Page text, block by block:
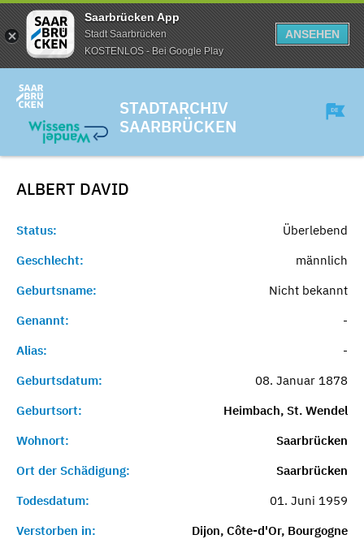
Saarbrücken App
Stadt Saarbrücken
KOSTENLOS - Bei Google Play
ANSEHEN
STADTARCHIV
SAARBRÜCKEN
ALBERT DAVID
Status:
Überlebend
Geschlecht:
männlich
Geburtsname:
Nicht bekannt
Genannt:
-
Alias:
-
Geburtsdatum:
08. Januar 1878
Geburtsort:
Heimbach, St. Wendel
Wohnort:
Saarbrücken
Ort der Schädigung:
Saarbrücken
Todesdatum:
01. Juni 1959
Verstorben in:
Dijon, Côte-d'Or, Bourgogne